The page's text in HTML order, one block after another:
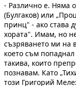
- Различно е. Няма
(Булгаков) или
принц" - ако става
хората". Имам, но
съзряването ми на
което съм
такива, които
познавам. Като
този Григорий